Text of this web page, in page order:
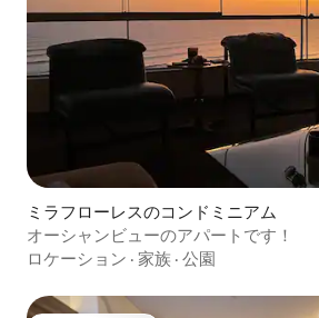
ミラフローレスのコンドミニアム
オーシャンビューのアパートです！
ロケーション · 家族 · 公園